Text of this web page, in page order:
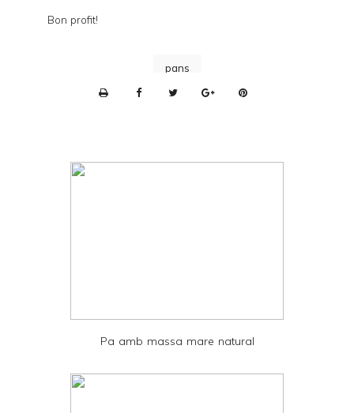
Bon profit!
pans
n
d
Pa amb massa mare natural